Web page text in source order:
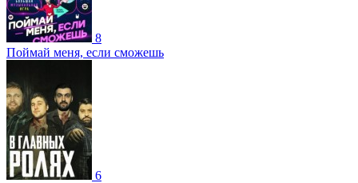
8
Поймай меня, если сможешь
6